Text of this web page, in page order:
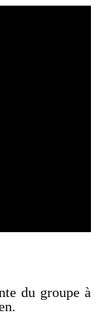
du groupe à